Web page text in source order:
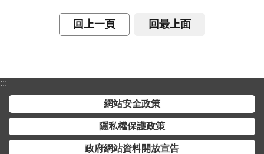
箱
語
詞
回上一頁 回最上面
:::
網站安全政策
隱私權保護政策
政府網站資料開放宣告